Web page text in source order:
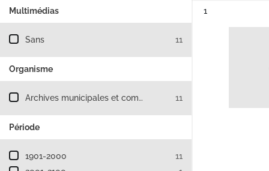
Multimédias
Filtre les résultats par : Multimédias
Sans 11
Organisme
Filtre les résultats par : Organisme
Archives municipales et communautaires de Besançon
11
Période
Filtre les résultats par : Période
1901-2000
11
1